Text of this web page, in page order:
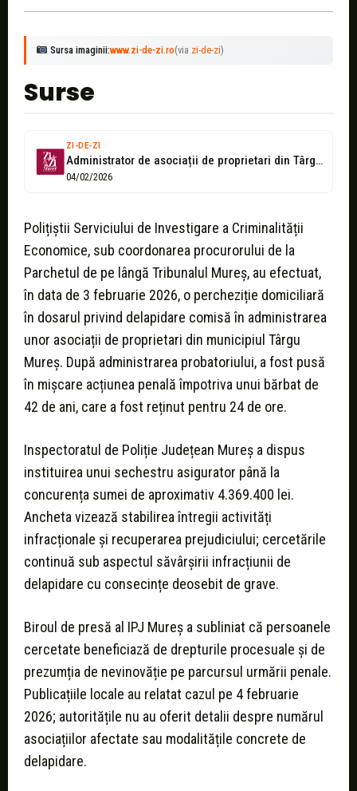
Sursa imaginii:www.zi-de-zi.ro(via zi-de-zi)
Surse
ZI-DE-ZI
Administrator de asociații de proprietari din Târgu Mureș reținut de Poliție pentru...
04/02/2026
Polițiștii Serviciului de Investigare a Criminalității
Economice, sub coordonarea procurorului de la
Parchetul de pe lângă Tribunalul Mureș, au efectuat,
în data de 3 februarie 2026, o percheziție domiciliară
în dosarul privind delapidare comisă în administrarea
unor asociații de proprietari din municipiul Târgu
Mureș. După administrarea probatoriului, a fost pusă
în mișcare acțiunea penală împotriva unui bărbat de
42 de ani, care a fost reținut pentru 24 de ore.
Inspectoratul de Poliție Județean Mureș a dispus
instituirea unui sechestru asigurator până la
concurența sumei de aproximativ 4.369.400 lei.
Ancheta vizează stabilirea întregii activități
infracționale și recuperarea prejudiciului; cercetările
continuă sub aspectul săvârșirii infracțiunii de
delapidare cu consecințe deosebit de grave.
Biroul de presă al IPJ Mureș a subliniat că persoanele
cercetate beneficiază de drepturile procesuale și de
prezumția de nevinovăție pe parcursul urmării penale.
Publicațiile locale au relatat cazul pe 4 februarie
2026; autoritățile nu au oferit detalii despre numărul
asociațiilor afectate sau modalitățile concrete de
delapidare.